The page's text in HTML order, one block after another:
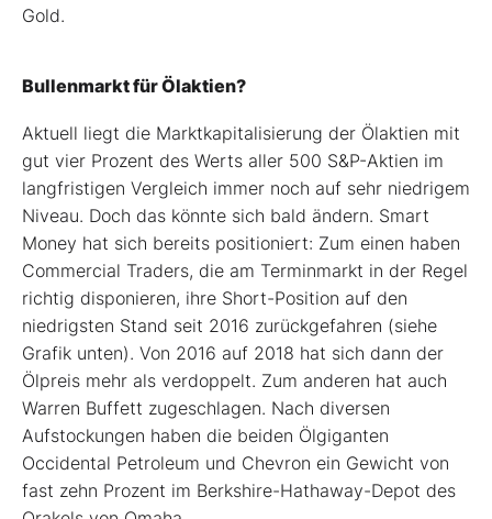
Gold.
Bullenmarkt für Ölaktien?
Aktuell liegt die Marktkapitalisierung der Ölaktien mit
gut vier Prozent des Werts aller 500 S&P-Aktien im
langfristigen Vergleich immer noch auf sehr niedrigem
Niveau. Doch das könnte sich bald ändern. Smart
Money hat sich bereits positioniert: Zum einen haben
Commercial Traders, die am Terminmarkt in der Regel
richtig disponieren, ihre Short-Position auf den
niedrigsten Stand seit 2016 zurückgefahren (siehe
Grafik unten). Von 2016 auf 2018 hat sich dann der
Ölpreis mehr als verdoppelt. Zum anderen hat auch
Warren Buffett zugeschlagen. Nach diversen
Aufstockungen haben die beiden Ölgiganten
Occidental Petroleum und Chevron ein Gewicht von
fast zehn Prozent im Berkshire-Hathaway-Depot des